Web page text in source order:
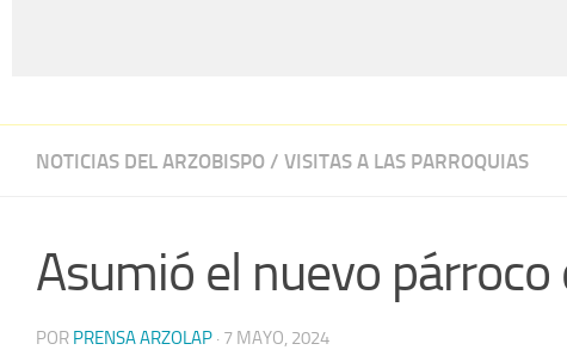
NOTICIAS DEL ARZOBISPO / VISITAS A LAS PARROQUIAS
Asumió el nuevo
POR PRENSA ARZOLAP · 7 MAYO, 2024